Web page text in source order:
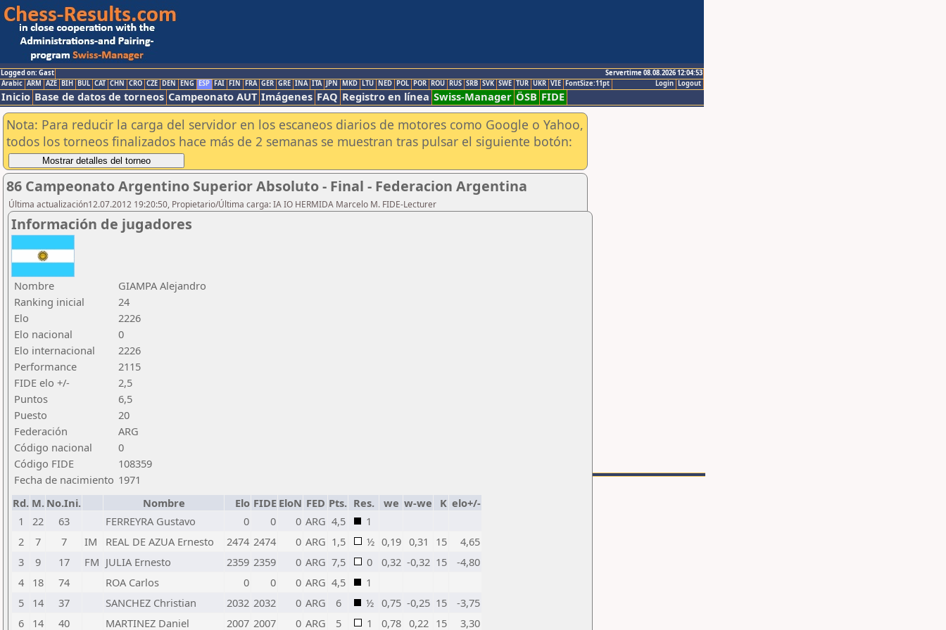
Logged on: Gast
Servertime 08.08.2026 12:04:53
Logout
Login
Arabic ARM AZE BIH BUL CAT CHN CRO CZE DEN ENG ESP FAI FIN FRA GER GRE INA ITA JPN MKD LTU NED POL POR ROU RUS SRB SVK SWE TUR UKR VIE FontSize:11pt
Inicio Base de datos de torneos Campeonato AUT Imágenes FAQ Registro en línea Swiss-Manager ÖSB FIDE
Nota: Para reducir la carga del servidor en los escaneos diarios de motores como Google o Yahoo,
todos los torneos finalizados hace más de 2 semanas se muestran tras pulsar el siguiente botón:
86 Campeonato Argentino Superior Absoluto - Final - Federacion Argentina
Última actualización12.07.2012 19:20:50, Propietario/Última carga: IA IO HERMIDA Marcelo M. FIDE-Lecturer
Información de jugadores
Nombre
GIAMPA Alejandro
Ranking inicial
24
Elo
2226
Elo nacional
0
Elo internacional
2226
Performance
2115
FIDE elo +/-
2,5
Puntos
6,5
Puesto
20
Federación
ARG
Código nacional
0
Código FIDE
108359
Fecha de nacimiento 1971
Rd. M. No.Ini. Nombre Elo FIDE EloN FED Pts. Res. we w-we K elo+/-
1
22 63 FERREYRA Gustavo 0 0 0 ARG 4,5
1
2
7 7 IM REAL DE AZUA Ernesto 2474 2474 0 ARG 1,5 ½ 0,19 0,31 15
4,65
3
9 17 FM JULIA Ernesto 2359 2359 0 ARG 7,5 0 0,32 -0,32 15
-4,80
4
18 74 ROA Carlos 0 0 0 ARG 4,5
1
5
14 37 SANCHEZ Christian 2032 2032 0 ARG 6 ½ 0,75 -0,25 15
-3,75
6
14 40 MARTINEZ Daniel 2007 2007 0 ARG 5 1 0,78 0,22 15 3,30